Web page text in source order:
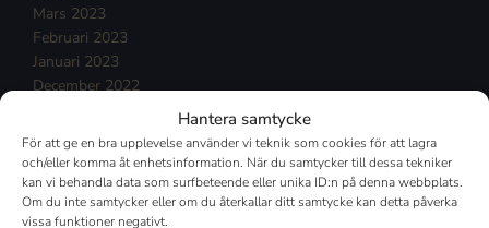
Hantera samtycke
För att ge en bra upplevelse använder vi teknik som cookies för att lagra
och/eller komma åt enhetsinformation. När du samtycker till dessa tekniker
kan vi behandla data som surfbeteende eller unika ID:n på denna webbplats.
Om du inte samtycker eller om du återkallar ditt samtycke kan detta påverka
vissa funktioner negativt.
Mars 2023
Februari 2023
Januari 2023
December 2022
Oktober 2022
September 2022
Augusti 2022
Juli 2022